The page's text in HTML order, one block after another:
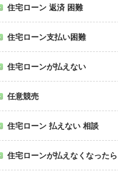
住宅ローン 返済 困難
住宅ローン支払い困難
住宅ローンが払えない
任意競売
住宅ローン 払えない 相談
住宅ローンが払えなくなったら